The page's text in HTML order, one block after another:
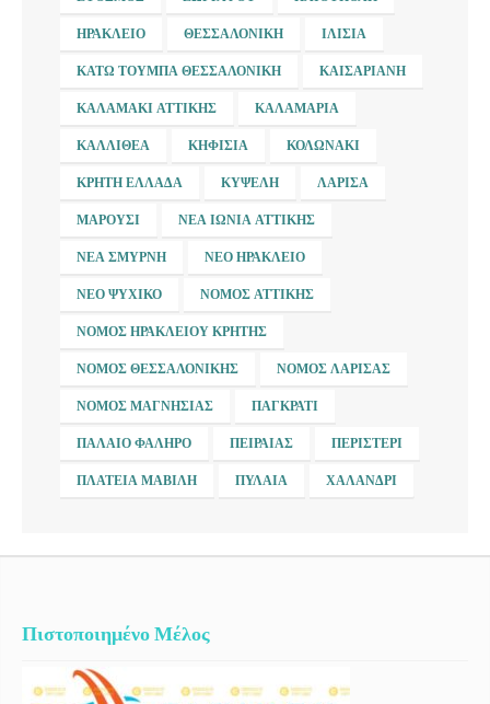
ΗΡΆΚΛΕΙΟ ΘΕΣΣΑΛΟΝΊΚΗ ΙΛΊΣΙΑ
ΚΆΤΩ ΤΟΎΜΠΑ ΘΕΣΣΑΛΟΝΊΚΗ ΚΑΙΣΑΡΙΑΝΉ
ΚΑΛΑΜΆΚΙ ΑΤΤΙΚΉΣ ΚΑΛΑΜΑΡΙΆ
ΚΑΛΛΙΘΈΑ ΚΗΦΙΣΙΆ ΚΟΛΩΝΆΚΙ
ΚΡΉΤΗ ΕΛΛΆΔΑ ΚΥΨΈΛΗ ΛΆΡΙΣΑ
ΜΑΡΟΎΣΙ ΝΈΑ ΙΩΝΊΑ ΑΤΤΙΚΉΣ
ΝΈΑ ΣΜΎΡΝΗ ΝΈΟ ΗΡΆΚΛΕΙΟ
ΝΈΟ ΨΥΧΙΚΌ ΝΟΜΌΣ ΑΤΤΙΚΉΣ
ΝΟΜΌΣ ΗΡΑΚΛΕΊΟΥ ΚΡΉΤΗΣ
ΝΟΜΌΣ ΘΕΣΣΑΛΟΝΊΚΗΣ ΝΟΜΌΣ ΛΆΡΙΣΑΣ
ΝΟΜΌΣ ΜΑΓΝΗΣΊΑΣ ΠΑΓΚΡΆΤΙ
ΠΑΛΑΙΌ ΦΆΛΗΡΟ ΠΕΙΡΑΙΆΣ ΠΕΡΙΣΤΈΡΙ
ΠΛΑΤΕΊΑ ΜΑΒΊΛΗ ΠΥΛΑΊΑ ΧΑΛΆΝΔΡΙ
Πιστοποιημένο Μέλος